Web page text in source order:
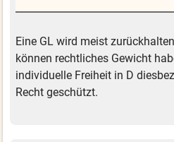
Eine GL wird meist
können rechtliches Gewicht
individuelle Freiheit in D
Recht geschützt.